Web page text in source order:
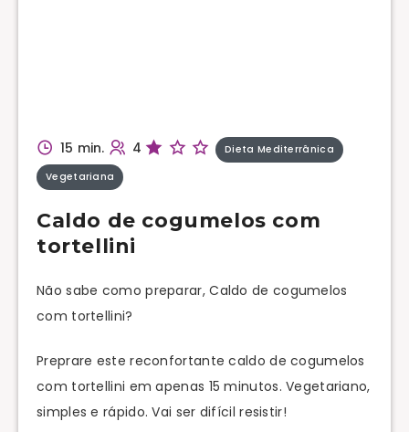
15 min. 4 Dieta Mediterrânica
Vegetariana
Caldo de cogumelos com
tortellini
Não sabe como preparar, Caldo de cogumelos
com tortellini?
Preprare este reconfortante caldo de cogumelos
com tortellini em apenas 15 minutos. Vegetariano,
simples e rápido. Vai ser difícil resistir!